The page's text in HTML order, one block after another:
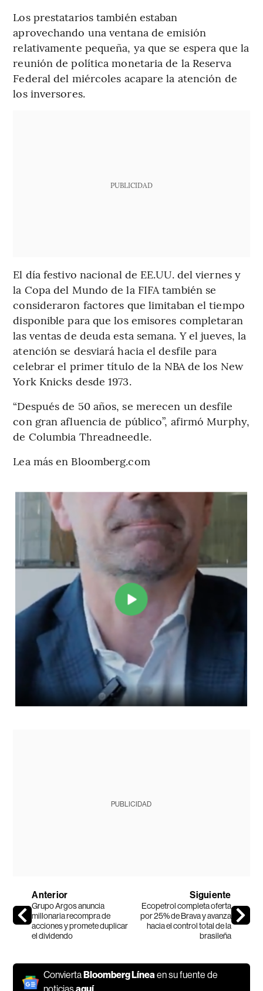
Los prestatarios también estaban
aprovechando una ventana de emisión
relativamente pequeña, ya que se espera que la
reunión de política monetaria de la Reserva
Federal del miércoles acapare la atención de
los inversores.
PUBLICIDAD
El día festivo nacional de EE.UU. del viernes y
la Copa del Mundo de la FIFA también se
consideraron factores que limitaban el tiempo
disponible para que los emisores completaran
las ventas de deuda esta semana. Y el jueves, la
atención se desviará hacia el desfile para
celebrar el primer título de la NBA de los New
York Knicks desde 1973.
“Después de 50 años, se merecen un desfile
con gran afluencia de público”, afirmó Murphy,
de Columbia Threadneedle.
Lea más en Bloomberg.com
PUBLICIDAD
Anterior
Grupo Argos anuncia
millonaria recompra de
acciones y promete duplicar
el dividendo
Siguiente
Ecopetrol completa oferta
por 25% de Brava y avanza
hacia el control total de la
brasileña
ConviertaBloomberg Líneaen su fuente de